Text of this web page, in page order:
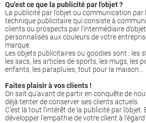
Qu'est ce que la publicité par l'objet ?
La publicité par l’objet ou communication par
technique publicitaire qui consiste à
clients ou prospects par l’intermédiaire
personnalisés aux couleurs de votre
marque.
Les objets publicitaires ou goodies sont : les
les sacs, les articles de sports, les mugs, les
enfants, les parapluies, tout pour la maison...
Faites plaisir à vos clients !
On sait qu’avant de partir en conquête de
déjà tenter de conserver ses clients actuels.
C’est là tout l’intérêt de la publicité par l’objet.
développer l’empathie de votre client à